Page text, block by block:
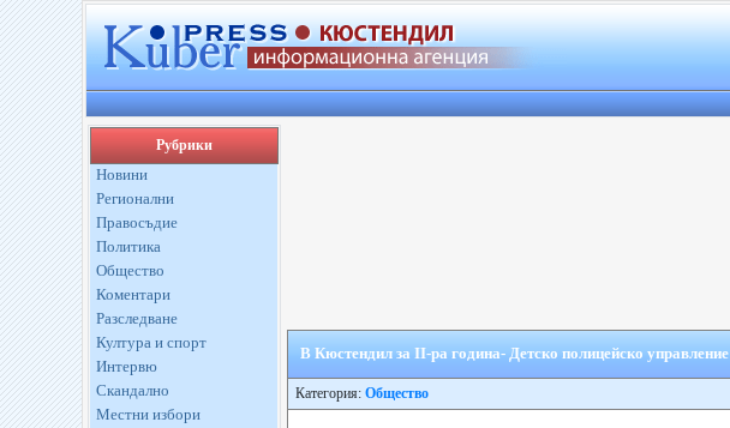
Рубрики
Новини
Регионални
Правосъдие
Политика
Общество
Коментари
Разследване
Култура и спорт
Интервю
Скандално
Местни избори
В Кюстендил за ІІ-ра година- Детско полицейско управление
Категория: Общество